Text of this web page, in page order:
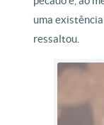
uma existência
ressaltou.